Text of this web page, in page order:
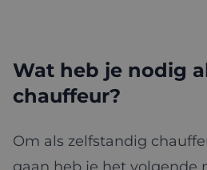
Wat heb je nodig
chauffeur?
Om als zelfstandig